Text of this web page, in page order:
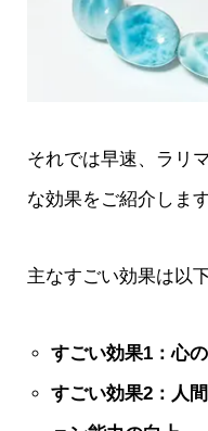
それでは早速、ラリ
な効果をご紹介します
主なすごい効果は以
すごい効果1：心
すごい効果2：人